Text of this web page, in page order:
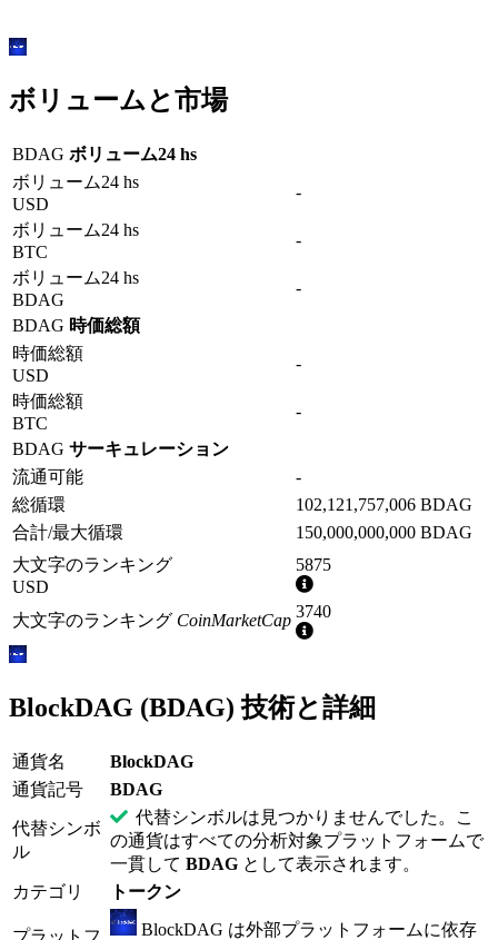
ボリュームと市場
BDAG ボリューム24 hs
ボリューム24 hs
USD
-
ボリューム24 hs
BTC
-
ボリューム24 hs
BDAG
-
BDAG 時価総額
時価総額
USD
-
時価総額
BTC
-
BDAG サーキュレーション
流通可能
-
総循環
102,121,757,006 BDAG
合計/最大循環
150,000,000,000 BDAG
大文字のランキング
USD
5875
詳
細
情
大文字のランキング CoinMarketCap 3740
詳
報
BlockDAG (BDAG) 技術と詳細
通貨名
BlockDAG
通貨記号
BDAG
代替シンボ
ル
代替シンボルは見つかりませんでした。こ
の通貨はすべての分析対象プラットフォームで
一貫して BDAG として表示されます。
カテゴリ
トークン
プラットフ BlockDAG は外部プラットフォームに依存